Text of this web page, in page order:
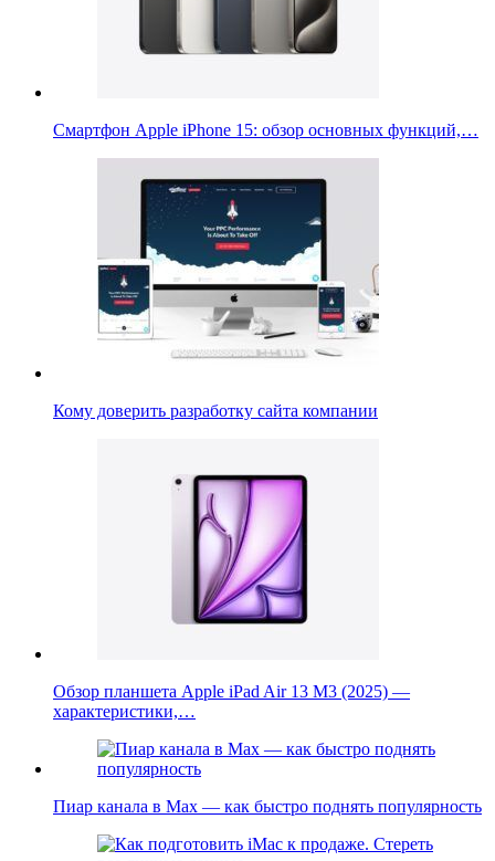
Смартфон Apple iPhone 15: обзор основных функций,…
Кому доверить разработку сайта компании
Обзор планшета Apple iPad Air 13 M3 (2025) —
характеристики,…
Пиар канала в Max — как быстро поднять популярность